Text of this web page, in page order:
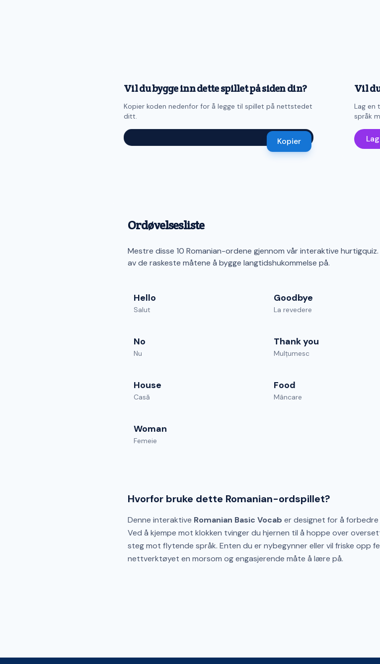
Vil du bygge inn dette spillet på siden din?
Kopier koden nedenfor for å legge til spillet på nettstedet
ditt.
Kopier
Vil
Lag en
språk
Ordøvelsesliste
Mestre disse 10 Romanian-ordene gjennom vår interaktive
av de raskeste måtene å bygge langtidshukommelse på.
Hello
Salut
Goodbye
La revedere
No
Nu
Thank you
Mulțumesc
House
Casă
Food
Mâncare
Woman
Femeie
Hvorfor bruke dette Romanian-ordspillet?
Denne interaktive Romanian Basic Vocab er designet for å forbedre
Ved å kjempe mot klokken tvinger du hjernen til å hoppe over
steg mot flytende språk. Enten du er nybegynner eller vil friske opp
nettverktøyet en morsom og engasjerende måte å lære på.